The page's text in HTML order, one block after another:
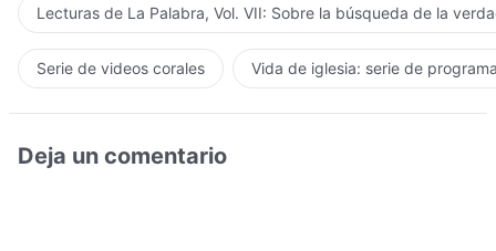
Lecturas de La Palabra, Vol. VII: Sobre la búsqueda de la
Serie de videos corales Vida de iglesia: serie de
Deja un comentario